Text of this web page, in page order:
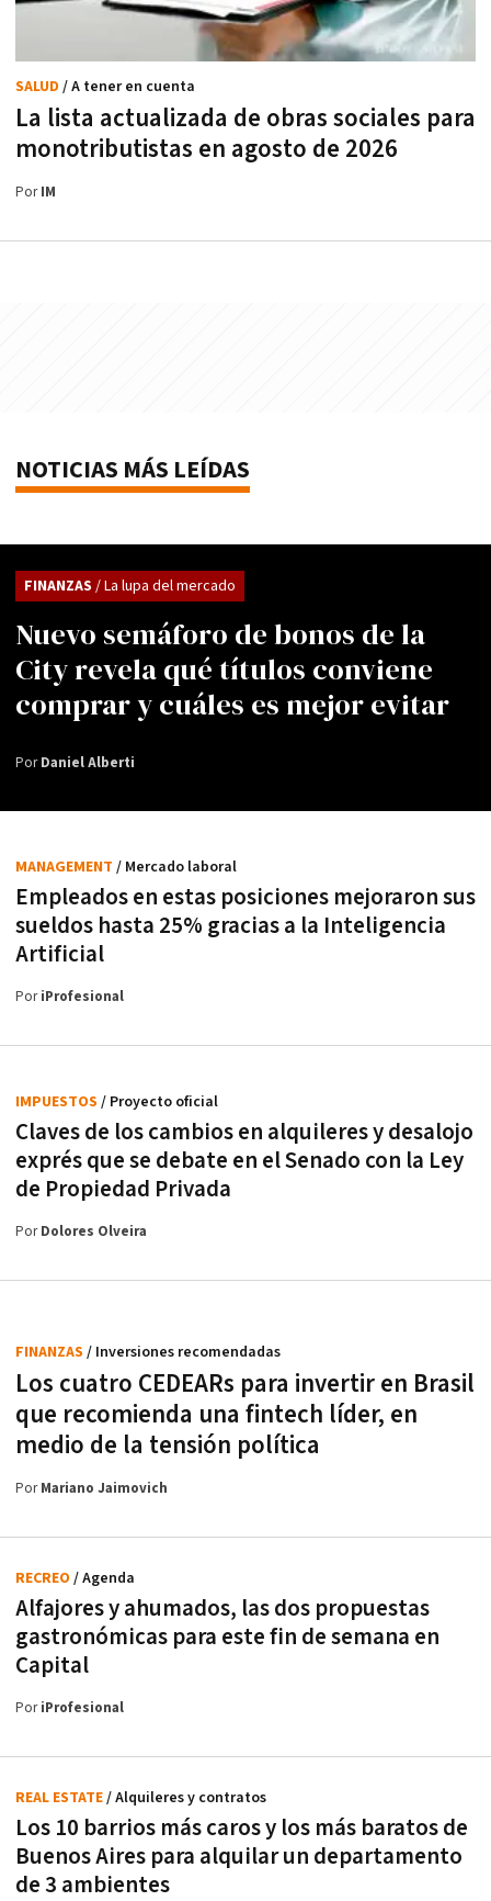
La lista actualizada de obras sociales para
monotributistas en agosto de 2026
SALUD / A tener en cuenta
PorIM
NOTICIAS MÁS LEÍDAS
Nuevo semáforo de bonos de la
City revela qué títulos conviene
comprar y cuáles es mejor evitar
FINANZAS / La lupa del mercado
PorDaniel Alberti
Empleados en estas posiciones mejoraron sus
sueldos hasta 25% gracias a la Inteligencia
Artificial
MANAGEMENT / Mercado laboral
PoriProfesional
Claves de los cambios en alquileres y desalojo
exprés que se debate en el Senado con la Ley
de Propiedad Privada
IMPUESTOS / Proyecto oficial
PorDolores Olveira
Los cuatro CEDEARs para invertir en Brasil
que recomienda una fintech líder, en
medio de la tensión política
FINANZAS / Inversiones recomendadas
PorMariano Jaimovich
Alfajores y ahumados, las dos propuestas
gastronómicas para este fin de semana en
Capital
RECREO / Agenda
PoriProfesional
Los 10 barrios más caros y los más baratos de
Buenos Aires para alquilar un departamento
de 3 ambientes
REAL ESTATE/ Alquileres y contratos